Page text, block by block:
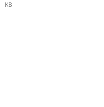
KB